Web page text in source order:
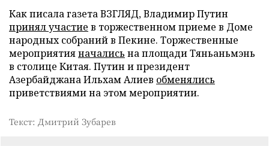
Как писала газета ВЗГЛЯД, Владимир Путин
принял участие в торжественном приеме в Доме
народных собраний в Пекине. Торжественные
мероприятияначались на площади Тяньаньмэнь
в столице Китая. Путин и президент
Азербайджана Ильхам Алиев обменялись
приветствиями на этом мероприятии.
Текст: Дмитрий Зубарев